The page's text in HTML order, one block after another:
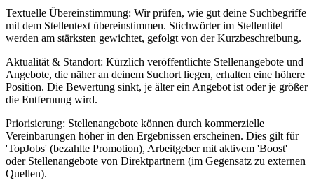
Textuelle Übereinstimmung: Wir prüfen, wie gut deine Suchbegriffe
mit dem Stellentext übereinstimmen. Stichwörter im Stellentitel
werden am stärksten gewichtet, gefolgt von der Kurzbeschreibung.
Aktualität & Standort: Kürzlich veröffentlichte Stellenangebote und
Angebote, die näher an deinem Suchort liegen, erhalten eine höhere
Position. Die Bewertung sinkt, je älter ein Angebot ist oder je größer
die Entfernung wird.
Priorisierung: Stellenangebote können durch kommerzielle
Vereinbarungen höher in den Ergebnissen erscheinen. Dies gilt für
'TopJobs' (bezahlte Promotion), Arbeitgeber mit aktivem 'Boost'
oder Stellenangebote von Direktpartnern (im Gegensatz zu externen
Quellen).